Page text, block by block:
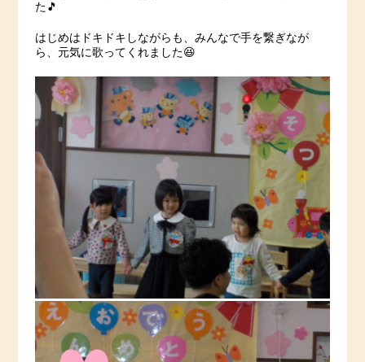
た🎵
はじめはドキドキしながらも、みんなで手を繋ぎなが
ら、元気に歌ってくれました😆